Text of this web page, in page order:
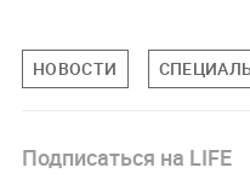
НОВОСТИ
Подписаться на LIFE